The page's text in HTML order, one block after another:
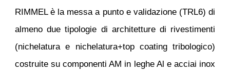
RIMMEL è la messa a punto e validazione (TRL6) di
almeno due tipologie di architetture di rivestimenti
(nichelatura e nichelatura+top coating tribologico)
costruite su componenti AM in leghe Al e acciai inox